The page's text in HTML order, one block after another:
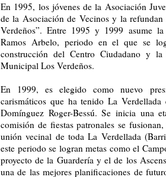
En 1995, los jóvenes dela Asociación
de la Asociación de Vecinos y la
Verdeños”. Entre 1995 y 1999 asume
Ramos Arbelo, periodo en el que se
construcción del Centro Ciudadano y la
Municipal Los Verdeños.
En 1999, es elegido como nuevo
carismáticos que ha tenido La
Domínguez Roger-Bessú. Se inicia una
comisión de fiestas patronales se
unión vecinal de toda La Verdellada
este periodo se logran metas como el
proyecto de la Guardería y el de los
una de las mejores planificaciones de